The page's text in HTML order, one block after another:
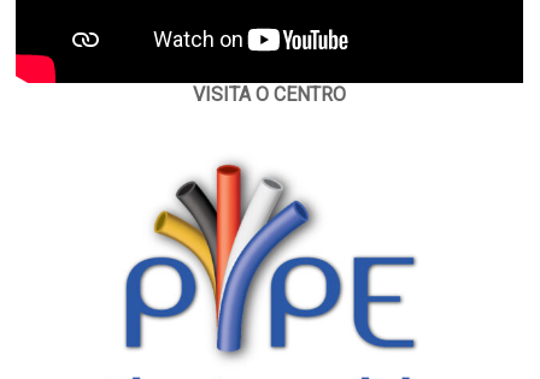
VISITA O CENTRO